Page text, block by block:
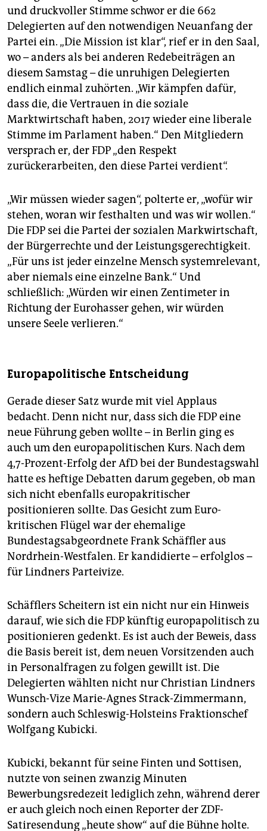
und druckvoller Stimme schwor er die 662
Delegierten auf den notwendigen Neuanfang der
Partei ein. „Die Mission ist klar“, rief er in den Saal,
wo – anders als bei anderen Redebeiträgen an
diesem Samstag – die unruhigen Delegierten
endlich einmal zuhörten. „Wir kämpfen dafür,
dass die, die Vertrauen in die soziale
Marktwirtschaft haben, 2017 wieder eine liberale
Stimme im Parlament haben.“ Den Mitgliedern
versprach er, der FDP „den Respekt
zurückerarbeiten, den diese Partei verdient“.
„Wir müssen wieder sagen“, polterte er, „wofür wir
stehen, woran wir festhalten und was wir wollen.“
Die FDP sei die Partei der sozialen Markwirtschaft,
der Bürgerrechte und der Leistungsgerechtigkeit.
„Für uns ist jeder einzelne Mensch systemrelevant,
aber niemals eine einzelne Bank.“ Und
schließlich: „Würden wir einen Zentimeter in
Richtung der Eurohasser gehen, wir würden
unsere Seele verlieren.“
Europapolitische Entscheidung
Gerade dieser Satz wurde mit viel Applaus
bedacht. Denn nicht nur, dass sich die FDP eine
neue Führung geben wollte – in Berlin ging es
auch um den europapolitischen Kurs. Nach dem
4,7-Prozent-Erfolg der AfD bei der Bundestagswahl
hatte es heftige Debatten darum gegeben, ob man
sich nicht ebenfalls europakritischer
positionieren sollte. Das Gesicht zum Euro-
kritischen Flügel war der ehemalige
Bundestagsabgeordnete Frank Schäffler aus
Nordrhein-Westfalen. Er kandidierte – erfolglos –
für Lindners Parteivize.
Schäfflers Scheitern ist ein nicht nur ein Hinweis
darauf, wie sich die FDP künftig europapolitisch zu
positionieren gedenkt. Es ist auch der Beweis, dass
die Basis bereit ist, dem neuen Vorsitzenden auch
in Personalfragen zu folgen gewillt ist. Die
Delegierten wählten nicht nur Christian Lindners
Wunsch-Vize Marie-Agnes Strack-Zimmermann,
sondern auch Schleswig-Holsteins Fraktionschef
Wolfgang Kubicki.
Kubicki, bekannt für seine Finten und Sottisen,
nutzte von seinen zwanzig Minuten
Bewerbungsredezeit lediglich zehn, während derer
er auch gleich noch einen Reporter der ZDF-
Satiresendung „heute show“ auf die Bühne holte.